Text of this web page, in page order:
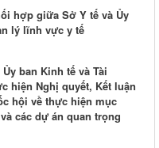
hợp giữa Sở Y tế và Ủy
lý lĩnh vực y tế
ban Kinh tế và Tài
hiện Nghị quyết, Kết luận
hội về thực hiện mục
các dự án quan trọng